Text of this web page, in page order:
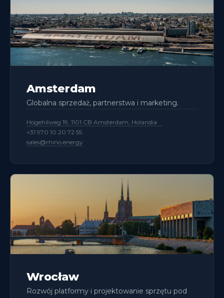
Amsterdam
Globalna sprzedaż, partnerstwa i marketing.
Hogehilweg 19, 1101 CB Amsterdam, Holandia
+31 970 10 20 72 55
sales@rhino.energy
Wrocław
Rozwój platformy i projektowanie sprzętu pod